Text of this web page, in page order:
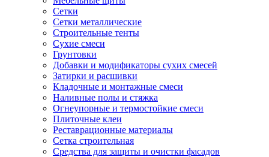
Сетки
Сетки металлические
Строительные тенты
Сухие смеси
Грунтовки
Добавки и модификаторы сухих смесей
Затирки и расшивки
Кладочные и монтажные смеси
Наливные полы и стяжка
Огнеупорные и термостойкие смеси
Плиточные клеи
Реставрационные материалы
Сетка строительная
Средства для защиты и очистки фасадов